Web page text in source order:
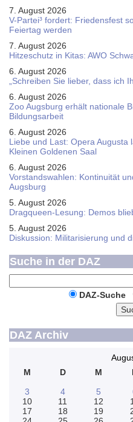
7. August 2026
V-Partei­³ fordert: Friedens­fest
Feier­tag werden
7. August 2026
Hitzeschutz in Kitas: AWO
6. August 2026
„Schreiben Sie lieber, dass ich
6. August 2026
Zoo Augsburg erhält nationale
Bildungsarbeit
6. August 2026
Liebe und Last: Opera Augusta
Kleinen Goldenen Saal
6. August 2026
Vorstandswahlen: Kontinuität
Augsburg
5. August 2026
Dragqueen-Lesung: Demos
5. August 2026
Diskussion: Mi­li­ta­ri­sie­rung und
Suche in der DAZ
DAZ-Suche
DAZ Archiv
M
D M
3
4 5
10
11 12
17
18 19